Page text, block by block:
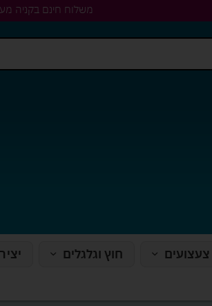
משלוח חינם בקניה מעל 329
צעצועים חוץ וגלגלים